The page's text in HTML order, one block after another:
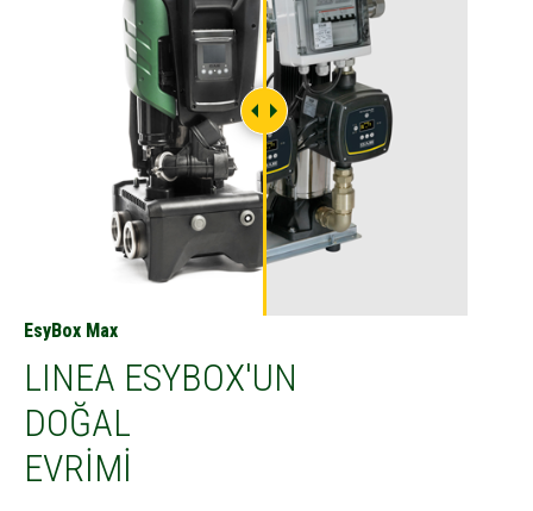
EsyBox Max
LINEA ESYBOX'UN
DOĞAL
EVRİMİ